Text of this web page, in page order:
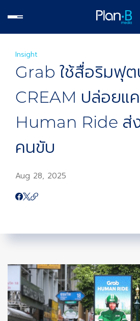
Insight
Grab ใช้สื่อริมฟุต
CREAM ปล่อยแ
Human Ride ส่
คนขับ
Aug 28, 2025